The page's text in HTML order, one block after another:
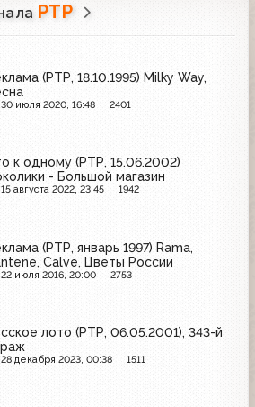
РТР
(РТР, 18.10.1995) Milky Way,
30 июля 2020, 16:48 2401
к одному (РТР, 15.06.2002)
- Большой магазин
15 августа 2022, 23:45 1942
(РТР, январь 1997) Rama,
Calve, Цветы России
22 июля 2016, 20:00 2753
лото (РТР, 06.05.2001), 343-й
28 декабря 2023, 00:38 1511